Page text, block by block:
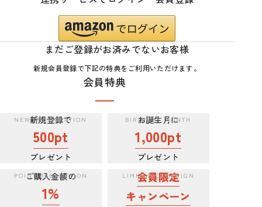
まだご登録がお済みでないお客様
新規会員登録で下記の特典をご利用いただけます。
会員特典
新規登録で
500pt
プレゼント
お誕生月に
1,000pt
プレゼント
ご購入金額の
1%
会員限定
キャンペーン